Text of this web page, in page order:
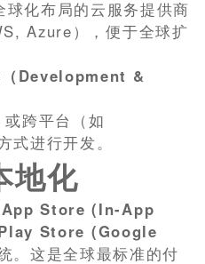
球化布局的云服务提供商
Azure），便于全球扩
（Development &
跨平台（如
进行开发。
地化
Store (In-App
Store (Google
。这是全球最标准的付